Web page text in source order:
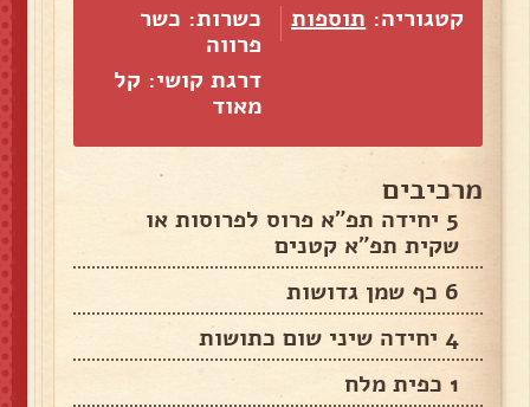
קטגוריה: תוספות
כשרות: כשר
פרווה
דרגת קושי: קל
מאוד
מרכיבים
5 יחידה תפ"א פרוס לפרוסות או
שקית תפ"א קטנים
6 כף שמן גדושות
4 יחידה שיני שום כתושות
1 כפית מלח